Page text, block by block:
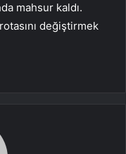
mahsur kaldı.
değiştirmek